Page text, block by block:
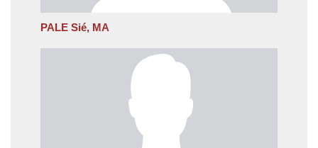
PALE Sié, MA